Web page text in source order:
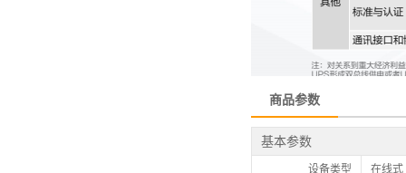
商品参数
基本参数
设备类型 在线式